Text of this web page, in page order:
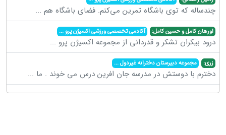
چندساله که توی باشگاه تمرین می‌کنم. فضای باشگاه هم ...
اورهان کامل و حسین کامل: آکادمی تخصصی ورزشی اکسیژن پرو...
درود بیکران تشکر و قدردانی از مجموعه اکسیژن پرو ...
زری: مجموعه دبیرستان دخترانه غیردول...
دخترم با دوستش در مدرسه جان افرین درس می خوند . ما ...